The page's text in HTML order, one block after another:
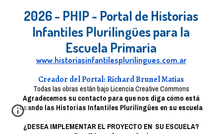
2026 - PHIP - Portal de Historias
Infantiles Plurilingües para la
Escuela Primaria
www.historiasinfantilesplurilingues.com.ar
Creador del Portal: Richard Brunel Matias
Todas las obras están bajo Licencia Creative Commons
Agradecemos su contacto para que nos diga cómo está
usando las Historias Infantiles Plurilingües en su escuela
¿DESEA IMPLEMENTAR EL PROYECTO EN SU ESCUELA?